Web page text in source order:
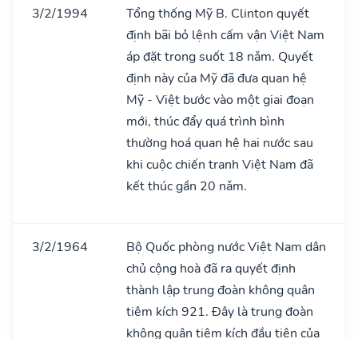
3/2/1994
Tổng thống Mỹ B. Clinton quyết
định bãi bỏ lệnh cấm vận Việt Nam
áp đặt trong suốt 18 nǎm. Quyết
định này của Mỹ đã đưa quan hệ
Mỹ - Việt bước vào một giai đoạn
mới, thúc đẩy quá trình bình
thường hoá quan hệ hai nước sau
khi cuộc chiến tranh Việt Nam đã
kết thúc gần 20 nǎm.
3/2/1964
Bộ Quốc phòng nước Việt Nam dân
chủ cộng hoà đã ra quyết định
thành lập trung đoàn không quân
tiêm kích 921. Đây là trung đoàn
không quân tiêm kích đầu tiên của